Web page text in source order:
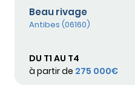
Beau rivage
Antibes (06160)
DU T1 AU T4
à partir de 275 000€